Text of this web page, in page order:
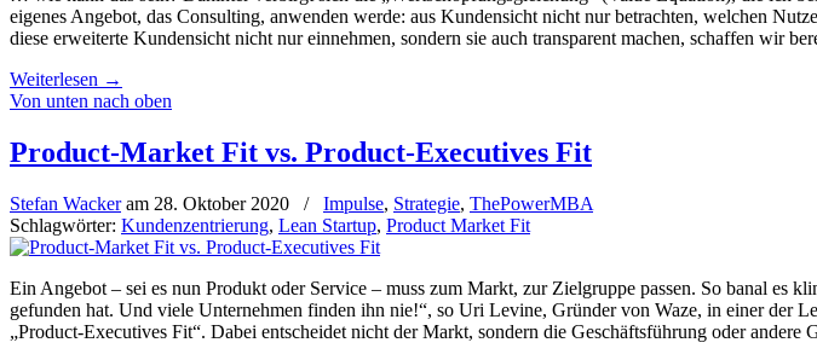
eigenes Angebot, das Consulting, anwenden werde: aus Kundensicht nicht nur betrachten, welchen
diese erweiterte Kundensicht nicht nur einnehmen, sondern sie auch transparent machen, schaffen wir
Weiterlesen →
Von unten nach oben
Product-Market Fit vs. Product-Executives Fit
Stefan Wackeram 28. Oktober 2020 / Impulse, Strategie, ThePowerMBA
Schlagwörter: Kundenzentrierung, Lean Startup, Product Market Fit
Ein Angebot – sei es nun Produkt oder Service – muss zum Markt, zur Zielgruppe passen. So banal es
gefunden hat. Und viele Unternehmen finden ihn nie!“, so Uri Levine, Gründer von Waze, in einer
„Product-Executives Fit“. Dabei entscheidet nicht der Markt, sondern die Geschäftsführung oder andere